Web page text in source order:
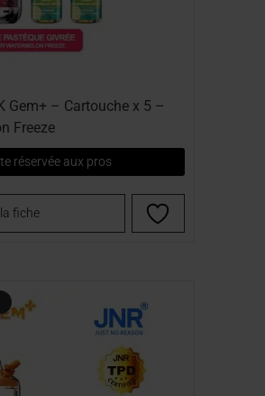
Gem+ – Cartouche x 5 –
Freeze
réservée aux pros
fiche